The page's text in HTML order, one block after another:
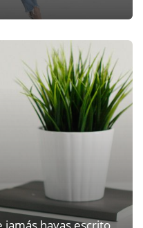
hayas escrito